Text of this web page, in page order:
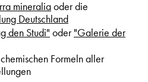
mineraliaoder die
Deutschland
den Studi" oder"Galerie der
Formeln aller